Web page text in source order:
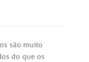
são muito
do que os